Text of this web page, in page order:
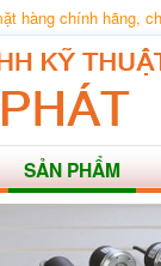
hàng chính hãng,
SẢN PHẨM